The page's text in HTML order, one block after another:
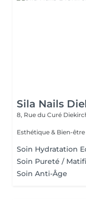
Sila Nails
8, Rue du Curé
Soin Hydratation
Soin Pureté /
Soin Anti-Âge